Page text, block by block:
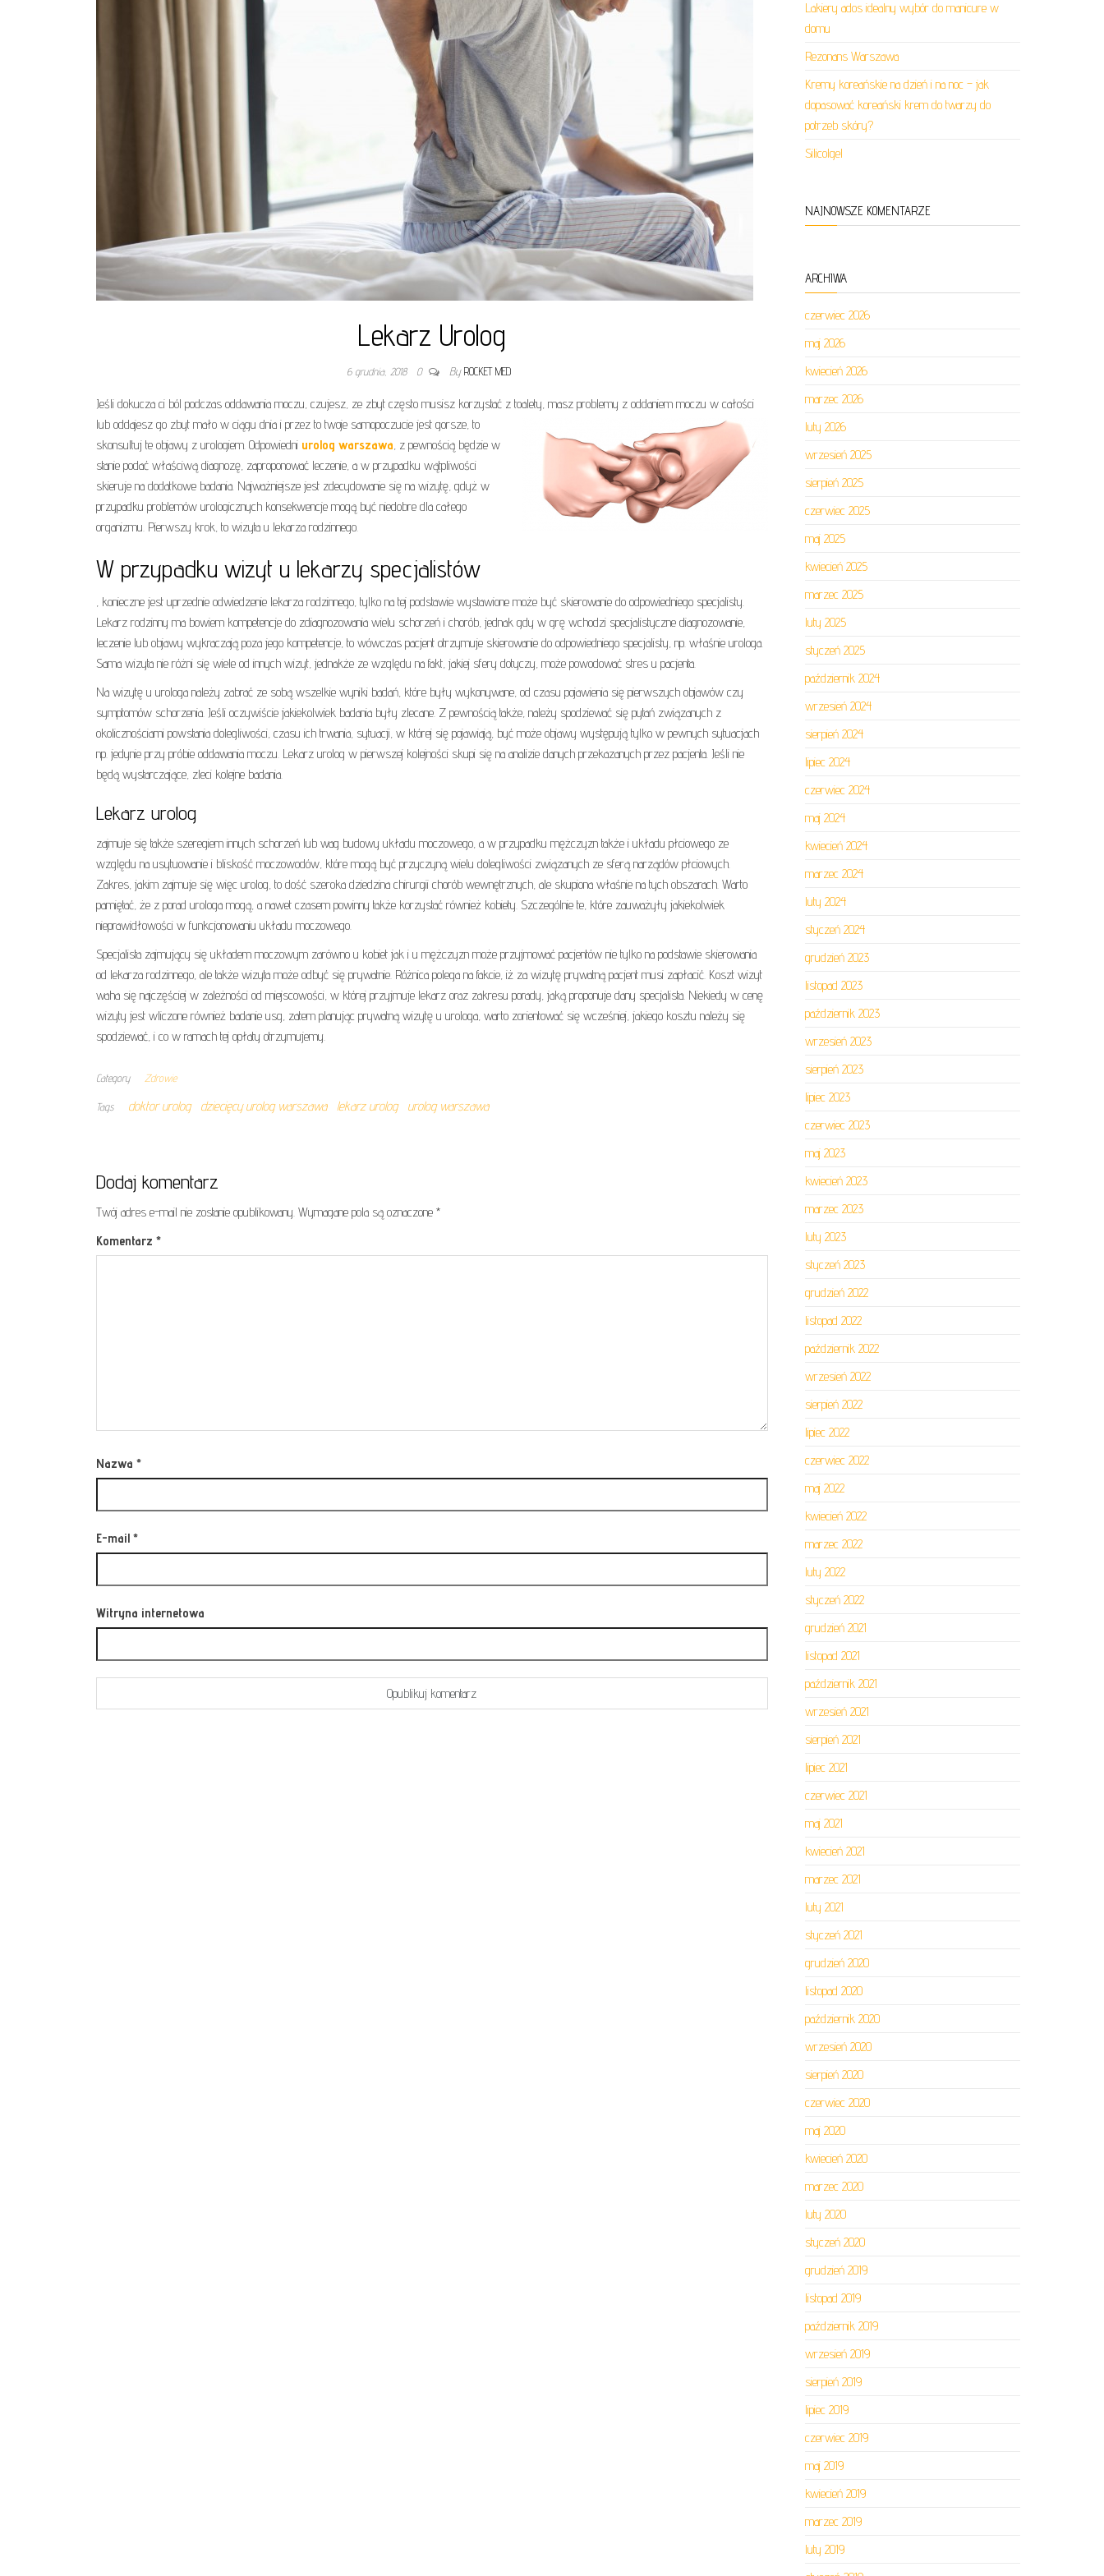
Lekarz Urolog
6 grudnia, 2018 0 By ROCKET MED
Jeśli dokucza ci ból podczas oddawania moczu, czujesz, ze zbyt często musisz korzystać z toalety, masz problemy z oddaniem moczu w całości
lub oddajesz go zbyt mało w ciągu dnia i przez to twoje samopoczucie jest gorsze, to
skonsultuj te objawy z urologiem. Odpowiedni urolog warszawa, z pewnością będzie w
stanie podać właściwą diagnozę, zaproponować leczenie, a w przypadku wątpliwości
skieruje na dodatkowe badania. Najważniejsze jest zdecydowanie się na wizytę, gdyż w
przypadku problemów urologicznych konsekwencje mogą być niedobre dla całego
organizmu. Pierwszy krok, to wizyta u lekarza rodzinnego.
W przypadku wizyt u lekarzy specjalistów
, konieczne jest uprzednie odwiedzenie lekarza rodzinnego, tylko na tej podstawie wystawione może być skierowanie do odpowiedniego specjalisty.
Lekarz rodzinny ma bowiem kompetencje do zdiagnozowania wielu schorzeń i chorób, jednak gdy w grę wchodzi specjalistyczne diagnozowanie,
leczenie lub objawy wykraczają poza jego kompetencje, to wówczas pacjent otrzymuje skierowanie do odpowiedniego specjalisty, np. właśnie urologa.
Sama wizyta nie różni się wiele od innych wizyt, jednakże ze względu na fakt, jakiej sfery dotyczy, może powodować stres u pacjenta.
Na wizytę u urologa należy zabrać ze sobą wszelkie wyniki badań, które były wykonywane, od czasu pojawienia się pierwszych objawów czy
symptomów schorzenia. Jeśli oczywiście jakiekolwiek badania były zlecane. Z pewnością także, należy spodziewać się pytań związanych z
okolicznościami powstania dolegliwości, czasu ich trwania, sytuacji, w której się pojawiają, być może objawy występują tylko w pewnych sytuacjach
np. jedynie przy próbie oddawania moczu. Lekarz urolog w pierwszej kolejności skupi się na analizie danych przekazanych przez pacjenta. Jeśli nie
będą wystarczające, zleci kolejne badania.
Lekarz urolog
zajmuje się także szeregiem innych schorzeń lub wag budowy układu moczowego, a w przypadku mężczyzn także i układu płciowego ze
względu na usytuowanie i bliskość moczowodów, które mogą być przyczyną wielu dolegliwości związanych ze sferą narządów płciowych.
Zakres, jakim zajmuje się więc urolog, to dość szeroka dziedzina chirurgii chorób wewnętrznych, ale skupiona właśnie na tych obszarach. Warto
pamiętać, że z porad urologa mogą, a nawet czasem powinny także korzystać również kobiety. Szczególnie te, które zauważyły jakiekolwiek
nieprawidłowości w funkcjonowaniu układu moczowego.
Specjalista zajmujący się układem moczowym zarówno u kobiet jak i u mężczyzn może przyjmować pacjentów nie tylko na podstawie skierowania
od lekarza rodzinnego, ale także wizyta może odbyć się prywatnie. Różnica polega na fakcie, iż za wizytę prywatną pacjent musi zapłacić. Koszt wizyt
waha się najczęściej w zależności od miejscowości, w której przyjmuje lekarz oraz zakresu porady, jaką proponuje dany specjalista. Niekiedy w cenę
wizyty jest wliczone również badanie usg, zatem planując prywatną wizytę u urologa, warto zorientować się wcześniej, jakiego kosztu należy się
spodziewać, i co w ramach tej opłaty otrzymujemy.
Category Zdrowie
Tags doktor urolog dziecięcy urolog warszawa lekarz urolog urolog warszawa
Dodaj komentarz
Twój adres e-mail nie zostanie opublikowany. Wymagane pola są oznaczone *
Komentarz *
Nazwa *
E-mail *
Witryna internetowa
Lakiery ados idealny wybór do manicure w
domu
Rezonans Warszawa
Kremy koreańskie na dzień i na noc – jak
dopasować koreański krem do twarzy do
potrzeb skóry?
Silicolgel
NAJNOWSZE KOMENTARZE
ARCHIWA
czerwiec 2026
maj 2026
kwiecień 2026
marzec 2026
luty 2026
wrzesień 2025
sierpień 2025
czerwiec 2025
maj 2025
kwiecień 2025
marzec 2025
luty 2025
styczeń 2025
październik 2024
wrzesień 2024
sierpień 2024
lipiec 2024
czerwiec 2024
maj 2024
kwiecień 2024
marzec 2024
luty 2024
styczeń 2024
grudzień 2023
listopad 2023
październik 2023
wrzesień 2023
sierpień 2023
lipiec 2023
czerwiec 2023
maj 2023
kwiecień 2023
marzec 2023
luty 2023
styczeń 2023
grudzień 2022
listopad 2022
październik 2022
wrzesień 2022
sierpień 2022
lipiec 2022
czerwiec 2022
maj 2022
kwiecień 2022
marzec 2022
luty 2022
styczeń 2022
grudzień 2021
listopad 2021
październik 2021
wrzesień 2021
sierpień 2021
lipiec 2021
czerwiec 2021
maj 2021
kwiecień 2021
marzec 2021
luty 2021
styczeń 2021
grudzień 2020
listopad 2020
październik 2020
wrzesień 2020
sierpień 2020
czerwiec 2020
maj 2020
kwiecień 2020
marzec 2020
luty 2020
styczeń 2020
grudzień 2019
listopad 2019
październik 2019
wrzesień 2019
sierpień 2019
lipiec 2019
czerwiec 2019
maj 2019
kwiecień 2019
marzec 2019
luty 2019